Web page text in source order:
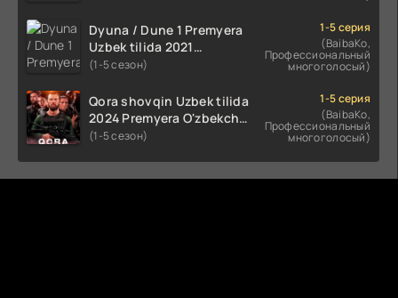
Dyuna / Dune 1 Premyera
Uzbek tilida 2021
O'zbekcha tarjima kino HD
(1-5 сезон)
1-5 серия
(BaibaKo,
Профессиональный
многоголосый)
Qora shovqin Uzbek tilida
2024 Premyera O'zbekcha
tarjima kino HD skachat
(1-5 сезон)
1-5 серия
(BaibaKo,
Профессиональный
многоголосый)